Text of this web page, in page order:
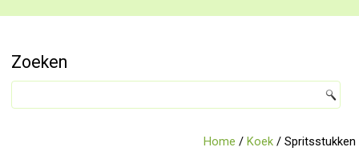
Zoeken
Home / Koek/ Spritsstukken